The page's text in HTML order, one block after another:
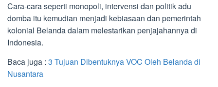
Cara-cara seperti monopoli, intervensi dan politik adu
domba itu kemudian menjadi kebiasaan dan pemerintah
kolonial Belanda dalam melestarikan penjajahannya di
Indonesia.
Baca juga : 3 Tujuan Dibentuknya VOC Oleh Belanda di
Nusantara